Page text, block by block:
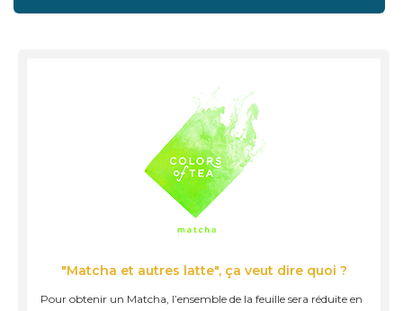
"Matcha et autres latte", ça veut dire quoi ?
Pour obtenir un Matcha, l’ensemble de la feuille sera réduite en